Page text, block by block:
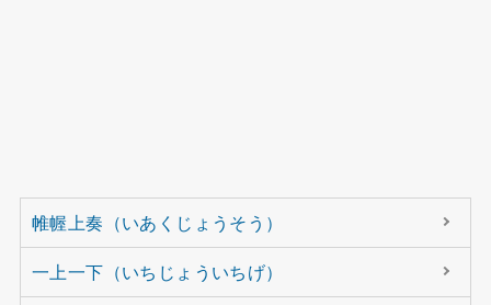
帷幄上奏（いあくじょうそう）
一上一下（いちじょういちげ）